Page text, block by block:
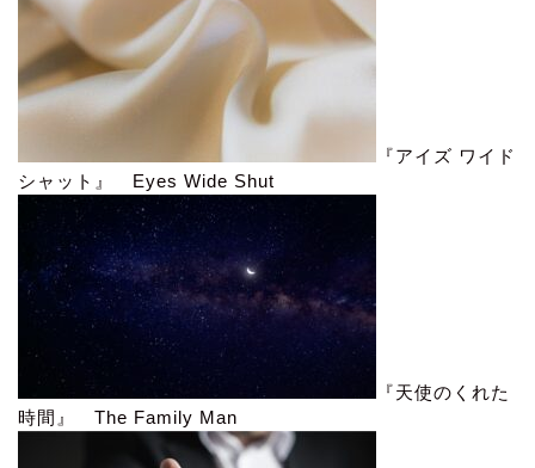
『アイズ ワイド
シャット』 Eyes Wide Shut
『天使のくれた
時間』 The Family Man